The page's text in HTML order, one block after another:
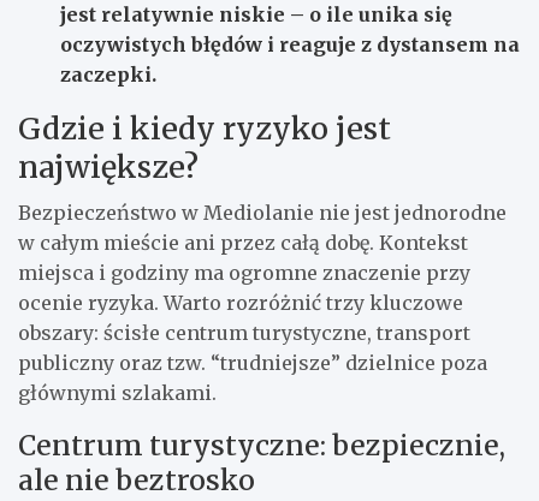
jest relatywnie niskie – o ile unika się
oczywistych błędów i reaguje z dystansem na
zaczepki.
Gdzie i kiedy ryzyko jest
największe?
Bezpieczeństwo w Mediolanie nie jest jednorodne
w całym mieście ani przez całą dobę. Kontekst
miejsca i godziny ma ogromne znaczenie przy
ocenie ryzyka. Warto rozróżnić trzy kluczowe
obszary: ścisłe centrum turystyczne, transport
publiczny oraz tzw. “trudniejsze” dzielnice poza
głównymi szlakami.
Centrum turystyczne: bezpiecznie,
ale nie beztrosko